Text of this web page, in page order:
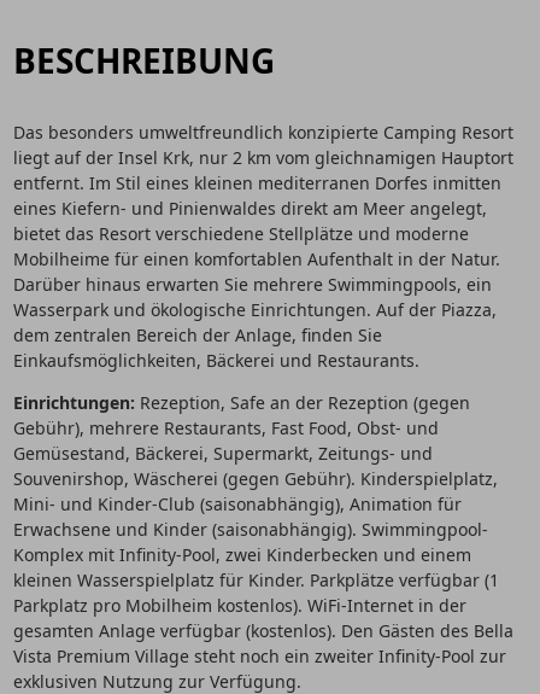
BESCHREIBUNG
Das besonders umweltfreundlich konzipierte Camping Resort
liegt auf der Insel Krk, nur 2 km vom gleichnamigen Hauptort
entfernt. Im Stil eines kleinen mediterranen Dorfes inmitten
eines Kiefern- und Pinienwaldes direkt am Meer angelegt,
bietet das Resort verschiedene Stellplätze und moderne
Mobilheime für einen komfortablen Aufenthalt in der Natur.
Darüber hinaus erwarten Sie mehrere Swimmingpools, ein
Wasserpark und ökologische Einrichtungen. Auf der Piazza,
dem zentralen Bereich der Anlage, finden Sie
Einkaufsmöglichkeiten, Bäckerei und Restaurants.
Einrichtungen: Rezeption, Safe an der Rezeption (gegen
Gebühr), mehrere Restaurants, Fast Food, Obst- und
Gemüsestand, Bäckerei, Supermarkt, Zeitungs- und
Souvenirshop, Wäscherei (gegen Gebühr). Kinderspielplatz,
Mini- und Kinder-Club (saisonabhängig), Animation für
Erwachsene und Kinder (saisonabhängig). Swimmingpool-
Komplex mit Infinity-Pool, zwei Kinderbecken und einem
kleinen Wasserspielplatz für Kinder. Parkplätze verfügbar (1
Parkplatz pro Mobilheim kostenlos). WiFi-Internet in der
gesamten Anlage verfügbar (kostenlos). Den Gästen des Bella
Vista Premium Village steht noch ein zweiter Infinity-Pool zur
exklusiven Nutzung zur Verfügung.